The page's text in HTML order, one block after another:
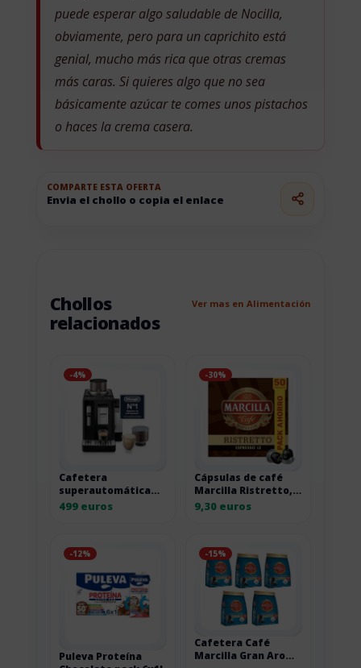
puede esperar algo saludable de Nocilla,
obviamente, pero para un caprichito está
genial, mucho más rica que otras cremas
más caras. Si quieres algo que no sea
básicamente azúcar te comes unos pistachos
o haces la crema casera.
COMPARTE ESTA OFERTA
Envia el chollo o copia el enlace
Chollos
relacionados
Ver mas en Alimentación
-4%
Cafetera
superautomática
De’Longhi Rivelia
499 euros
-30%
Cápsulas de café
Marcilla Ristretto,
pack ahorro 2 por
18,60 euros
9,30 euros
-12%
Puleva Proteína
-15%
Cafetera Café
Marcilla Gran Aroma